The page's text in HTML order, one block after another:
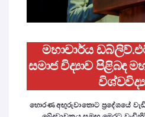
මහාචාර්ය
සමාජ විද්‍යාව පිළිබඳ
හොරණ අඟුරුවාතොට ප්‍රදේශයේ